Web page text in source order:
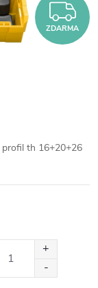
ZDARMA
profil th 16+20+26